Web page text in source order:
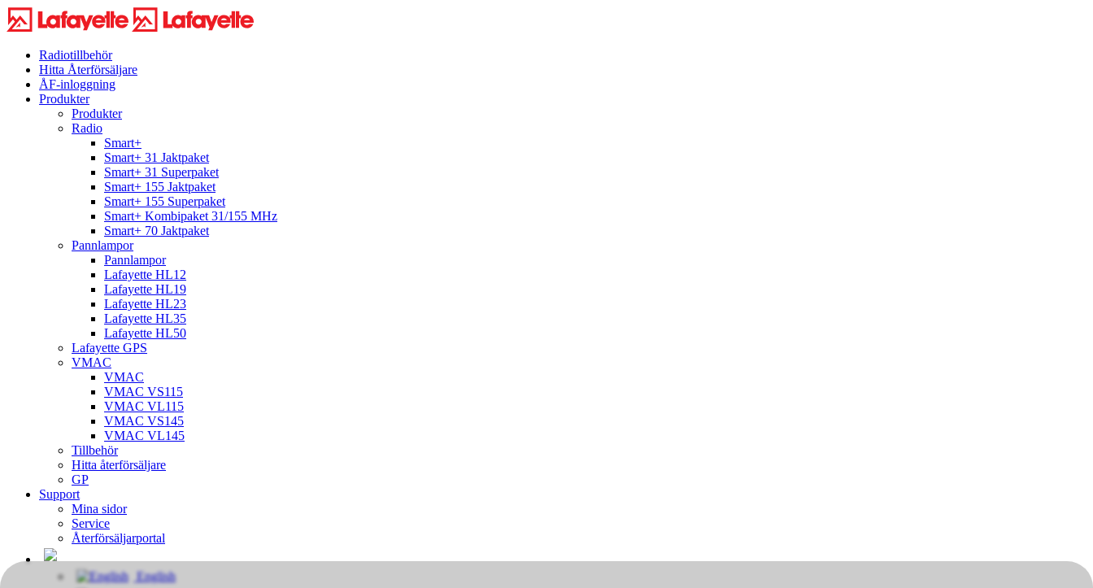
Radiotillbehör
Hitta Återförsäljare
ÅF-inloggning
Produkter
Produkter
Radio
Smart+
Smart+ 31 Jaktpaket
Smart+ 31 Superpaket
Smart+ 155 Jaktpaket
Smart+ 155 Superpaket
Smart+ Kombipaket 31/155 MHz
Smart+ 70 Jaktpaket
Pannlampor
Pannlampor
Lafayette HL12
Lafayette HL19
Lafayette HL23
Lafayette HL35
Lafayette HL50
Lafayette GPS
VMAC
VMAC
VMAC VS115
VMAC VL115
VMAC VS145
VMAC VL145
Tillbehör
Hitta återförsäljare
GP
Support
Mina sidor
Service
Återförsäljarportal
English